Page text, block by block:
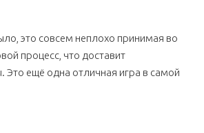
это совсем неплохо принимая во
процесс, что доставит
ещё одна отличная игра в самой